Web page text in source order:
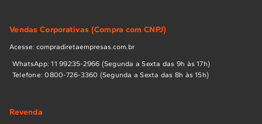
Vendas Corporativas (Compra com CNPJ)
Acesse: compradiretaempresas.com.br
WhatsApp: 11 99235-2966 (Segunda a Sexta das 9h às 17h)
Telefone: 0800-726-3360 (Segunda a Sexta das 8h às 15h)
Revenda